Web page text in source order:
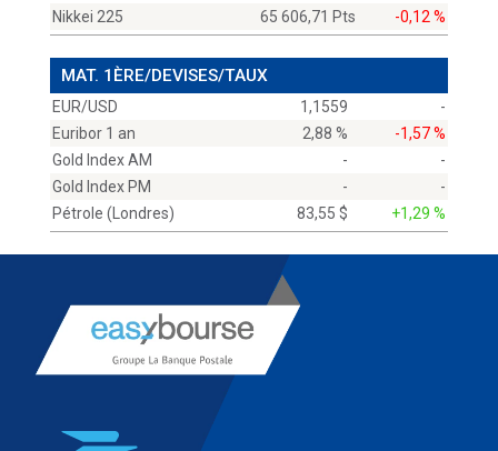
Nikkei 225
65 606,71 Pts -0,12 %
MAT. 1ÈRE/DEVISES/TAUX
EUR/USD 1,1559
-
Euribor 1 an
2,88 %
-1,57 %
Gold Index AM
-
-
Gold Index PM
-
-
Pétrole (Londres)
83,55 $ +1,29 %